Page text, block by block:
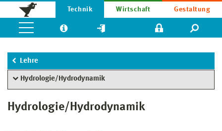
Technik Wirtschaft Gestaltung
Lehre
Hydrologie/Hydrodynamik
Hydrologie/Hydrodynamik